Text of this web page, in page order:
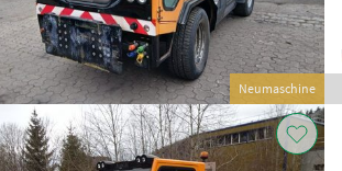
Neumaschine